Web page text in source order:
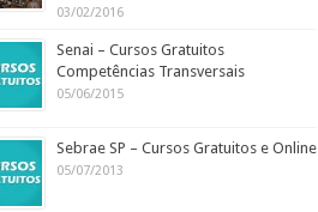
03/02/2016
Senai – Cursos Gratuitos
Competências Transversais
05/06/2015
Sebrae SP – Cursos Gratuitos e Online
05/07/2013